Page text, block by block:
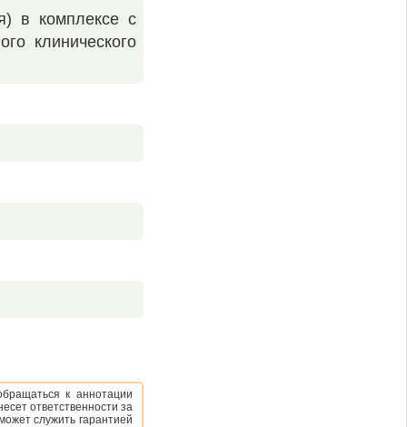
в комплексе с
клинического
к аннотации
ответственности за
служить гарантией